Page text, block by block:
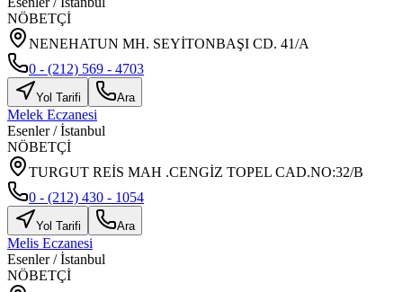
NÖBETÇİ
NENEHATUN MH. SEYİTONBAŞI CD. 41/A
0 - (212) 569 - 4703
Yol Tarifi Ara
Melek Eczanesi
Esenler/İstanbul
NÖBETÇİ
TURGUT REİS MAH .CENGİZ TOPEL CAD.NO:32/B
0 - (212) 430 - 1054
Yol Tarifi Ara
Melis Eczanesi
Esenler/İstanbul
NÖBETÇİ